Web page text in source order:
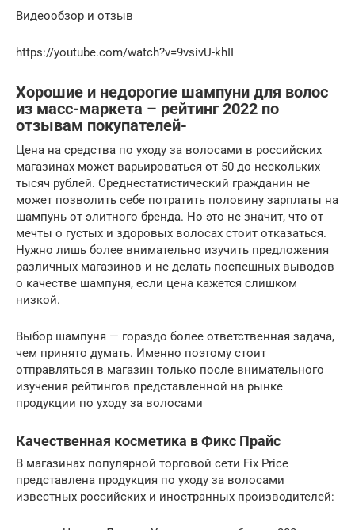
Видеообзор и отзыв
https://youtube.com/watch?v=9vsivU-khII
Хорошие и недорогие шампуни для волос
из масс-маркета – рейтинг 2022 по
отзывам покупателей-
Цена на средства по уходу за волосами в российских
магазинах может варьироваться от 50 до нескольких
тысяч рублей. Среднестатистический гражданин не
может позволить себе потратить половину зарплаты на
шампунь от элитного бренда. Но это не значит, что от
мечты о густых и здоровых волосах стоит отказаться.
Нужно лишь более внимательно изучить предложения
различных магазинов и не делать поспешных выводов
о качестве шампуня, если цена кажется слишком
низкой.
Выбор шампуня — гораздо более ответственная задача,
чем принято думать. Именно поэтому стоит
отправляться в магазин только после внимательного
изучения рейтингов представленной на рынке
продукции по уходу за волосами
Качественная косметика в Фикс Прайс
В магазинах популярной торговой сети Fix Price
представлена продукция по уходу за волосами
известных российских и иностранных производителей: